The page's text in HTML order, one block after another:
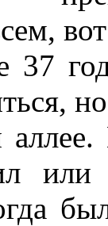
или